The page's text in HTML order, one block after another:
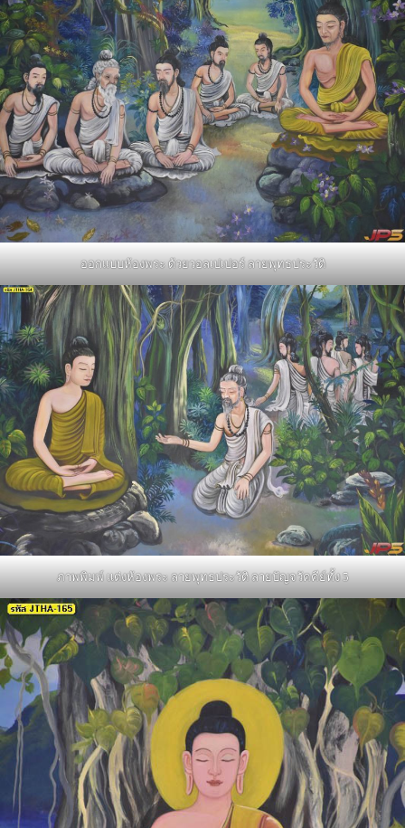
ออกแบบห้องพระ ด้วยวอลเปเปอร์ ลายพุทธประวัติ
ภาพพิมพ์ แต่งห้องพระ ลายพุทธประวัติ ลายปัญจวัคคีย์ทั้ง 5